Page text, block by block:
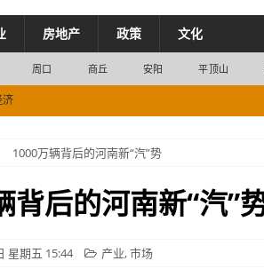
房地产 政策 文化
周口 商丘 安阳 平顶山
济
交通
1000万辆背后的河南新“汽”势
背后的河南新“汽”
星期五 15:44 产业,市场